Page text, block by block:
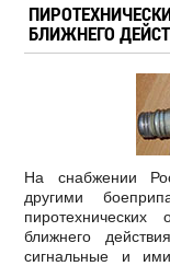
БЛИЖНЕГО
На снабжении
другими
пиротехнических
ближнего
сигнальные и